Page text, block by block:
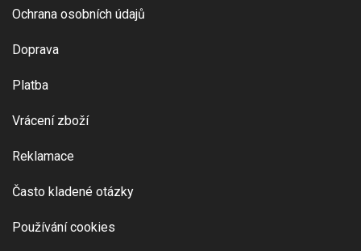
Ochrana osobních údajů
Doprava
Platba
Vrácení zboží
Reklamace
Často kladené otázky
Používání cookies